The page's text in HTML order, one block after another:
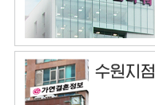
수원지점